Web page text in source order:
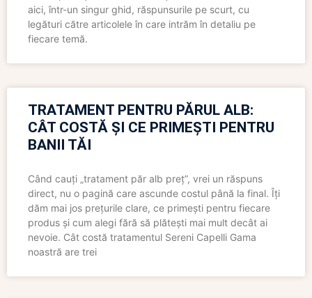
aici, într-un singur ghid, răspunsurile pe scurt, cu
legături către articolele în care intrăm în detaliu pe
fiecare temă.
TRATAMENT PENTRU PĂRUL ALB:
CÂT COSTĂ ȘI CE PRIMEȘTI PENTRU
BANII TĂI
Când cauți „tratament păr alb preț”, vrei un răspuns
direct, nu o pagină care ascunde costul până la final. Îți
dăm mai jos prețurile clare, ce primești pentru fiecare
produs și cum alegi fără să plătești mai mult decât ai
nevoie. Cât costă tratamentul Sereni Capelli Gama
noastră are trei